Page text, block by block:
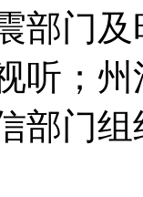
部门
听；
部门